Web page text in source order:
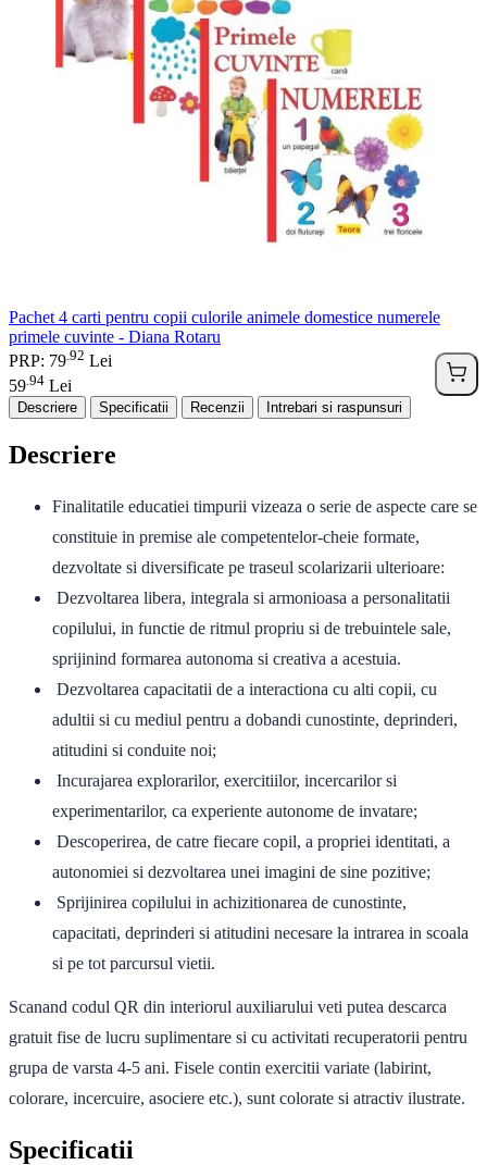
Pachet 4 carti pentru copii culorile animele domestice numerele
primele cuvinte - Diana Rotaru
PRP: 79 92 Lei
59 94 Lei
Descriere Specificatii Recenzii Intrebari si raspunsuri
Descriere
Finalitatile educatiei timpurii vizeaza o serie de aspecte care se
constituie in premise ale competentelor-cheie formate,
dezvoltate si diversificate pe traseul scolarizarii ulterioare:
Dezvoltarea libera, integrala si armonioasa a personalitatii
copilului, in functie de ritmul propriu si de trebuintele sale,
sprijinind formarea autonoma si creativa a acestuia.
Dezvoltarea capacitatii de a interactiona cu alti copii, cu
adultii si cu mediul pentru a dobandi cunostinte, deprinderi,
atitudini si conduite noi;
Incurajarea explorarilor, exercitiilor, incercarilor si
experimentarilor, ca experiente autonome de invatare;
Descoperirea, de catre fiecare copil, a propriei identitati, a
autonomiei si dezvoltarea unei imagini de sine pozitive;
Sprijinirea copilului in achizitionarea de cunostinte,
capacitati, deprinderi si atitudini necesare la intrarea in scoala
si pe tot parcursul vietii.
Scanand codul QR din interiorul auxiliarului veti putea descarca
gratuit fise de lucru suplimentare si cu activitati recuperatorii pentru
grupa de varsta 4-5 ani. Fisele contin exercitii variate (labirint,
colorare, incercuire, asociere etc.), sunt colorate si atractiv ilustrate.
Specificatii